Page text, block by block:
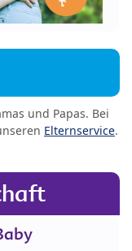
und Papas. Bei
Elternservice.